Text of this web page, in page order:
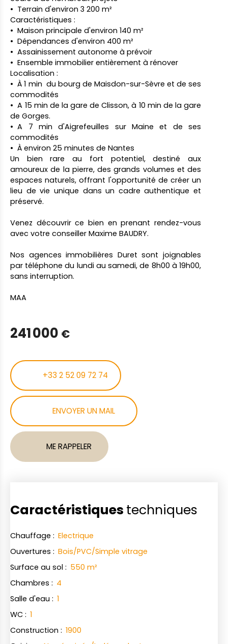
Terrain d'environ 3 200 m²
Caractéristiques :
Maison principale d'environ 140 m²
Dépendances d'environ 400 m²
Assainissement autonome à prévoir
Ensemble immobilier entièrement à rénover
Localisation :
À 1 min du bourg de Maisdon-sur-Sèvre et de ses
commodités
A 15 min de la gare de Clisson, à 10 min de la gare
de Gorges.
A 7 min d'Aigrefeuilles sur Maine et de ses
commodités
À environ 25 minutes de Nantes
Un bien rare au fort potentiel, destiné aux
amoureux de la pierre, des grands volumes et des
espaces naturels, offrant l'opportunité de créer un
lieu de vie unique dans un cadre authentique et
préservé.
Venez découvrir ce bien en prenant rendez-vous
avec votre conseiller Maxime BAUDRY.
Nos agences immobilières Duret sont joignables
par téléphone du lundi au samedi, de 8h00 à 19h00,
sans interruption.
MAA
241 000 €
+33 2 52 09 72 74
ENVOYER UN MAIL
ME RAPPELER
Caractéristiques techniques
Chauffage : Electrique
Ouvertures : Bois/PVC/Simple vitrage
Surface au sol : 550 m²
Chambres : 4
Salle d'eau : 1
WC : 1
Construction : 1900